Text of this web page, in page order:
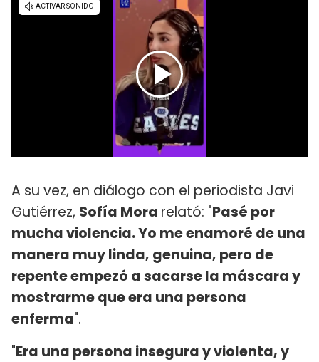
A su vez, en diálogo con el periodista Javi
Gutiérrez, Sofía Mora relató: "Pasé por
mucha violencia. Yo me enamoré de una
manera muy linda, genuina, pero de
repente empezó a sacarse la máscara y
mostrarme que era una persona
enferma".
"Era una persona insegura y violenta, y